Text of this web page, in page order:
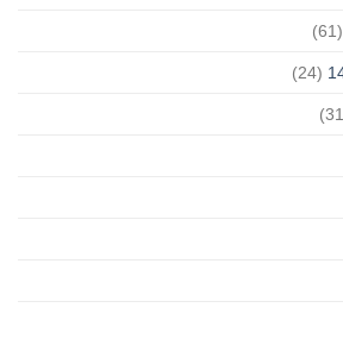
(61)
(24)